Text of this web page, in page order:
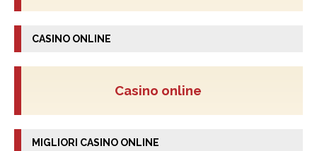
CASINO ONLINE
Casino online
MIGLIORI CASINO ONLINE